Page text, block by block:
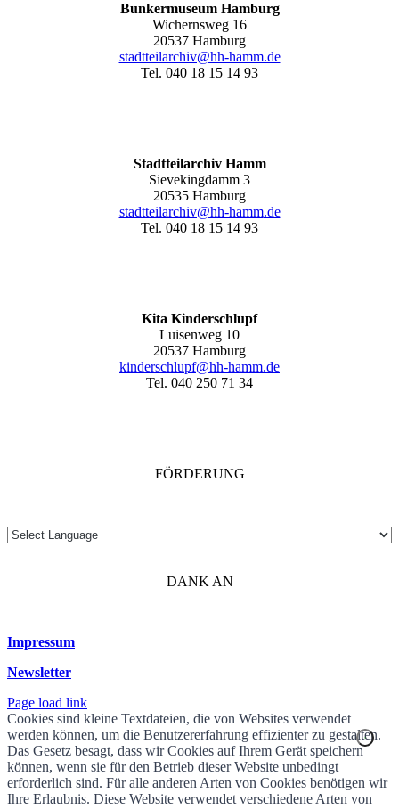
Bunkermuseum Hamburg
Wichernsweg 16
20537 Hamburg
stadtteilarchiv@hh-hamm.de
Tel. 040 18 15 14 93
Stadtteilarchiv Hamm
Sievekingdamm 3
20535 Hamburg
stadtteilarchiv@hh-hamm.de
Tel. 040 18 15 14 93
Kita Kinderschlupf
Luisenweg 10
20537 Hamburg
kinderschlupf@hh-hamm.de
Tel. 040 250 71 34
FÖRDERUNG
DANK AN
Impressum
Newsletter
Page load link
Cookies sind kleine Textdateien, die von Websites verwendet
werden können, um die Benutzererfahrung effizienter zu gestalten.
Das Gesetz besagt, dass wir Cookies auf Ihrem Gerät speichern
können, wenn sie für den Betrieb dieser Website unbedingt
erforderlich sind. Für alle anderen Arten von Cookies benötigen wir
Ihre Erlaubnis. Diese Website verwendet verschiedene Arten von